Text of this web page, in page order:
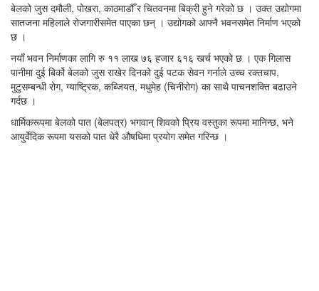
बेलको जुस दमौली, पोखरा, काठमाडौँ र चितवनमा बिक्री हुने गरेको छ । उक्त उद्योगमा
सातजना महिलाले रोजगारीसमेत पाएका छन् । उद्योगको आफ्नै भवनसमेत निर्माण भएको
छ ।
नयाँ भवन निर्माणका लागि रु ११ लाख ७६ हजार ६१६ खर्च भएको छ । एक गिलास
पानीमा दुई बिर्को बेलको जुस राखेर दिनको दुई पटक सेवन गर्नाले उच्च रक्तचाप,
मुटुसम्बन्धी रोग, ग्याष्ट्रिक, कब्जियत, मधुमेह (चिनीरोग) का साथै पाचनशक्ति बढाउने
गर्दछ ।
धार्मिकरूपमा बेलको पात (बेलपत्र) भगवान् शिवको प्रिय वस्तुका रूपमा मानिन्छ, भने
आयुर्वेदिक रूपमा यसको पात धेरै औषधिमा प्रयोग समेत गरिन्छ ।